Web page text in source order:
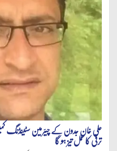
علی خان جدون کے چیئرمین سٹینڈنگ
ترقی کا عمل تیز ہو گا